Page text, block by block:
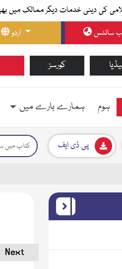
کی دینی خدمات دیگر ممالک میں
اردو
سائٹس
کورسز
ہوم ہمارے بارے میں
پی ڈی ایف
Next